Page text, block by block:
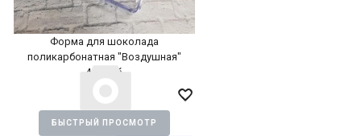
Форма для шоколада
поликарбонатная "Воздушная"
400 руб.
БЫСТРЫЙ ПРОСМОТР